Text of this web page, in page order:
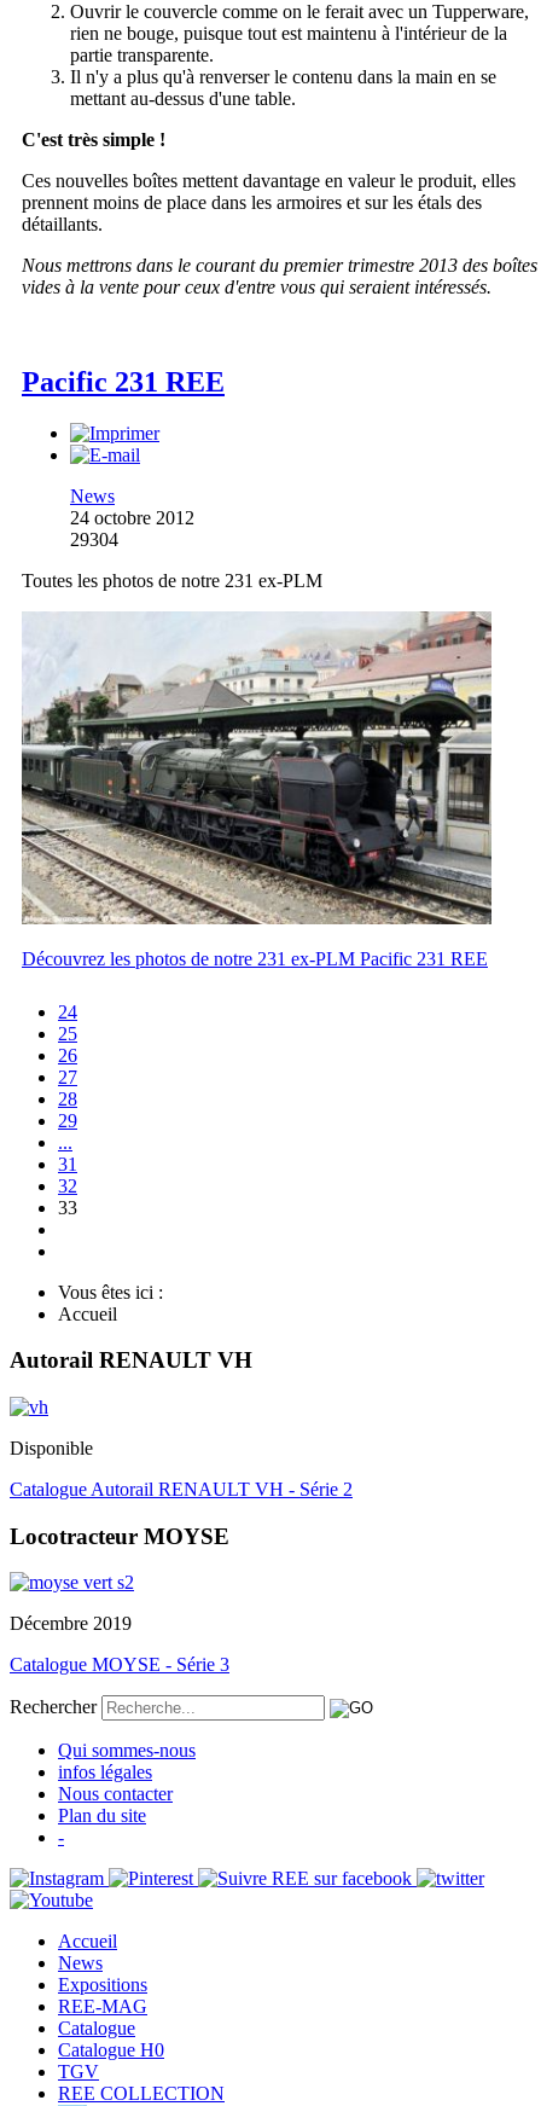
Ouvrir le couvercle comme on le ferait avec un Tupperware,
rien ne bouge, puisque tout est maintenu à l'intérieur de la
partie transparente.
Il n'y a plus qu'à renverser le contenu dans la main en se
mettant au-dessus d'une table.
C'est très simple !
Ces nouvelles boîtes mettent davantage en valeur le produit, elles
prennent moins de place dans les armoires et sur les étals des
détaillants.
Nous mettrons dans le courant du premier trimestre 2013 des boîtes
vides à la vente pour ceux d'entre vous qui seraient intéressés.
Pacific 231 REE
News
24 octobre 2012
29304
Toutes les photos de notre 231 ex-PLM
Découvrez les photos de notre 231 ex-PLM Pacific 231 REE
24
25
26
27
28
29
...
31
32
33
Vous êtes ici :
Accueil
Autorail RENAULT VH
Disponible
Catalogue Autorail RENAULT VH - Série 2
Locotracteur MOYSE
Décembre 2019
Catalogue MOYSE - Série 3
Rechercher
Qui sommes-nous
infos légales
Nous contacter
Plan du site
-
Accueil
News
Expositions
REE-MAG
Catalogue
Catalogue H0
TGV
REE COLLECTION